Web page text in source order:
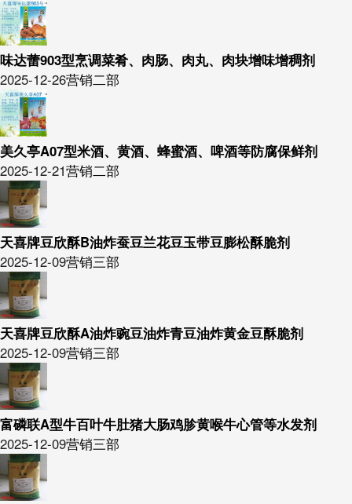
味达蕾903型烹调菜肴、肉肠、肉丸、肉块增味增稠剂
2025-12-26营销二部
美久亭A07型米酒、黄酒、蜂蜜酒、啤酒等防腐保鲜剂
2025-12-21营销二部
天喜牌豆欣酥B油炸蚕豆兰花豆玉带豆膨松酥脆剂
2025-12-09营销三部
天喜牌豆欣酥A油炸豌豆油炸青豆油炸黄金豆酥脆剂
2025-12-09营销三部
富磷联A型牛百叶牛肚猪大肠鸡胗黄喉牛心管等水发剂
2025-12-09营销三部